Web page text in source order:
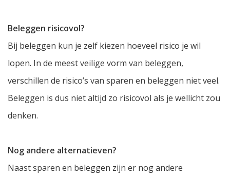
Beleggen risicovol?
Bij beleggen kun je zelf kiezen hoeveel risico je wil
lopen. In de meest veilige vorm van beleggen,
verschillen de risico’s van sparen en beleggen niet veel.
Beleggen is dus niet altijd zo risicovol als je wellicht zou
denken.
Nog andere alternatieven?
Naast sparen en beleggen zijn er nog andere